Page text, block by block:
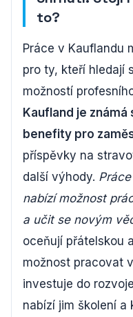
to?
Práce v Kauflandu
pro ty, kteří hledají
možností
Kaufland je
benefity pro
příspěvky na
další výhody.
nabízí možnost
a učit se novým
oceňují přátelskou
možnost pracovat
investuje do
nabízí jim školení a